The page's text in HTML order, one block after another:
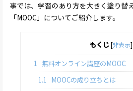
事では、学習のあり方を大きく塗り替
「MOOC」についてご紹介します。
もくじ[非表示]
1
無料オンライン講座のMOOC
1.1 MOOCの成り立ちとは